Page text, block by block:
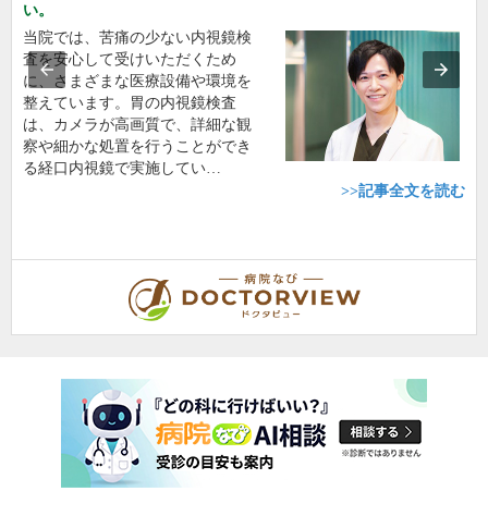
い。
当院では、苦痛の少ない内視鏡検
査を安心して受けいただくため
に、さまざまな医療設備や環境を
整えています。胃の内視鏡検査
は、カメラが高画質で、詳細な観
察や細かな処置を行うことができ
る経口内視鏡で実施してい…
>>記事全文を読む